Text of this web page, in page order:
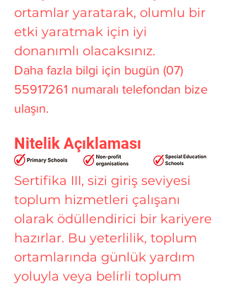
ortamlar yaratarak, olumlu bir
etki yaratmak için iyi
donanımlı olacaksınız.
Daha fazla bilgi için bugün (07)
55917261 numaralı telefondan bize
ulaşın.
Nitelik Açıklaması
Toplum Hizmetlerinde
Sertifika III, sizi giriş seviyesi
toplum hizmetleri çalışanı
olarak ödüllendirici bir kariyere
hazırlar. Bu yeterlilik, toplum
ortamlarında günlük yardım
yoluyla veya belirli toplum